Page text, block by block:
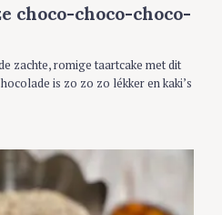
choco-choco-choco-
zachte, romige taartcake met dit
is zo zo zo lékker en kaki’s